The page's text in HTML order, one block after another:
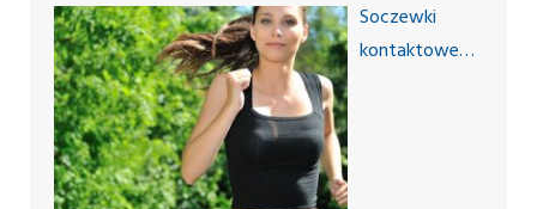
Soczewki
kontaktowe